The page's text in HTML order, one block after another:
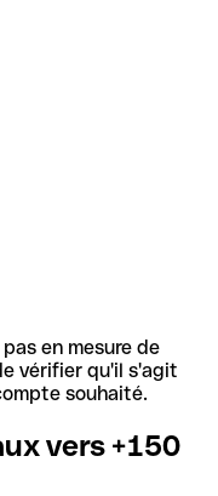
en mesure de
vérifier qu'il s'agit
souhaité.
vers +150